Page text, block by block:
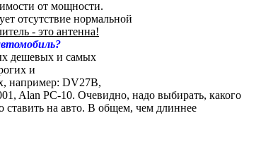
от мощности.
отсутствие нормальной
- это антенна!
дешевых и самых
и
например: DV27B,
Alan PC-10. Очевидно, надо выбирать, какого
ставить на авто. В общем, чем длиннее